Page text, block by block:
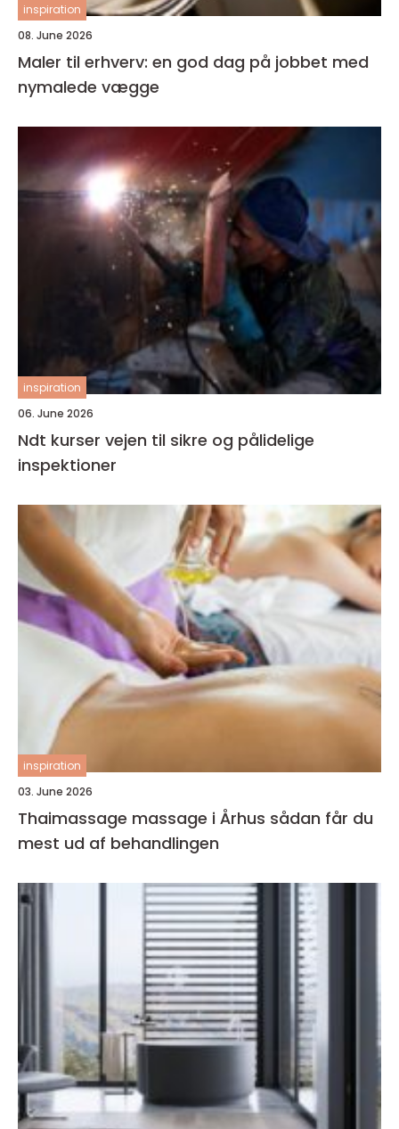
inspiration
08. June 2026
Maler til erhverv: en god dag på jobbet med
nymalede vægge
inspiration
06. June 2026
Ndt kurser vejen til sikre og pålidelige
inspektioner
inspiration
03. June 2026
Thaimassage massage i Århus sådan får du
mest ud af behandlingen